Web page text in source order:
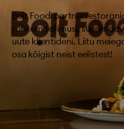
Bolt Foodi
rohkem tellimusi,
uute klientideni. Liitu
osa kõigist neist eelistest!